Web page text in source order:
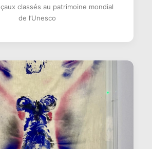
classés au patrimoine mondial
de l’Unesco